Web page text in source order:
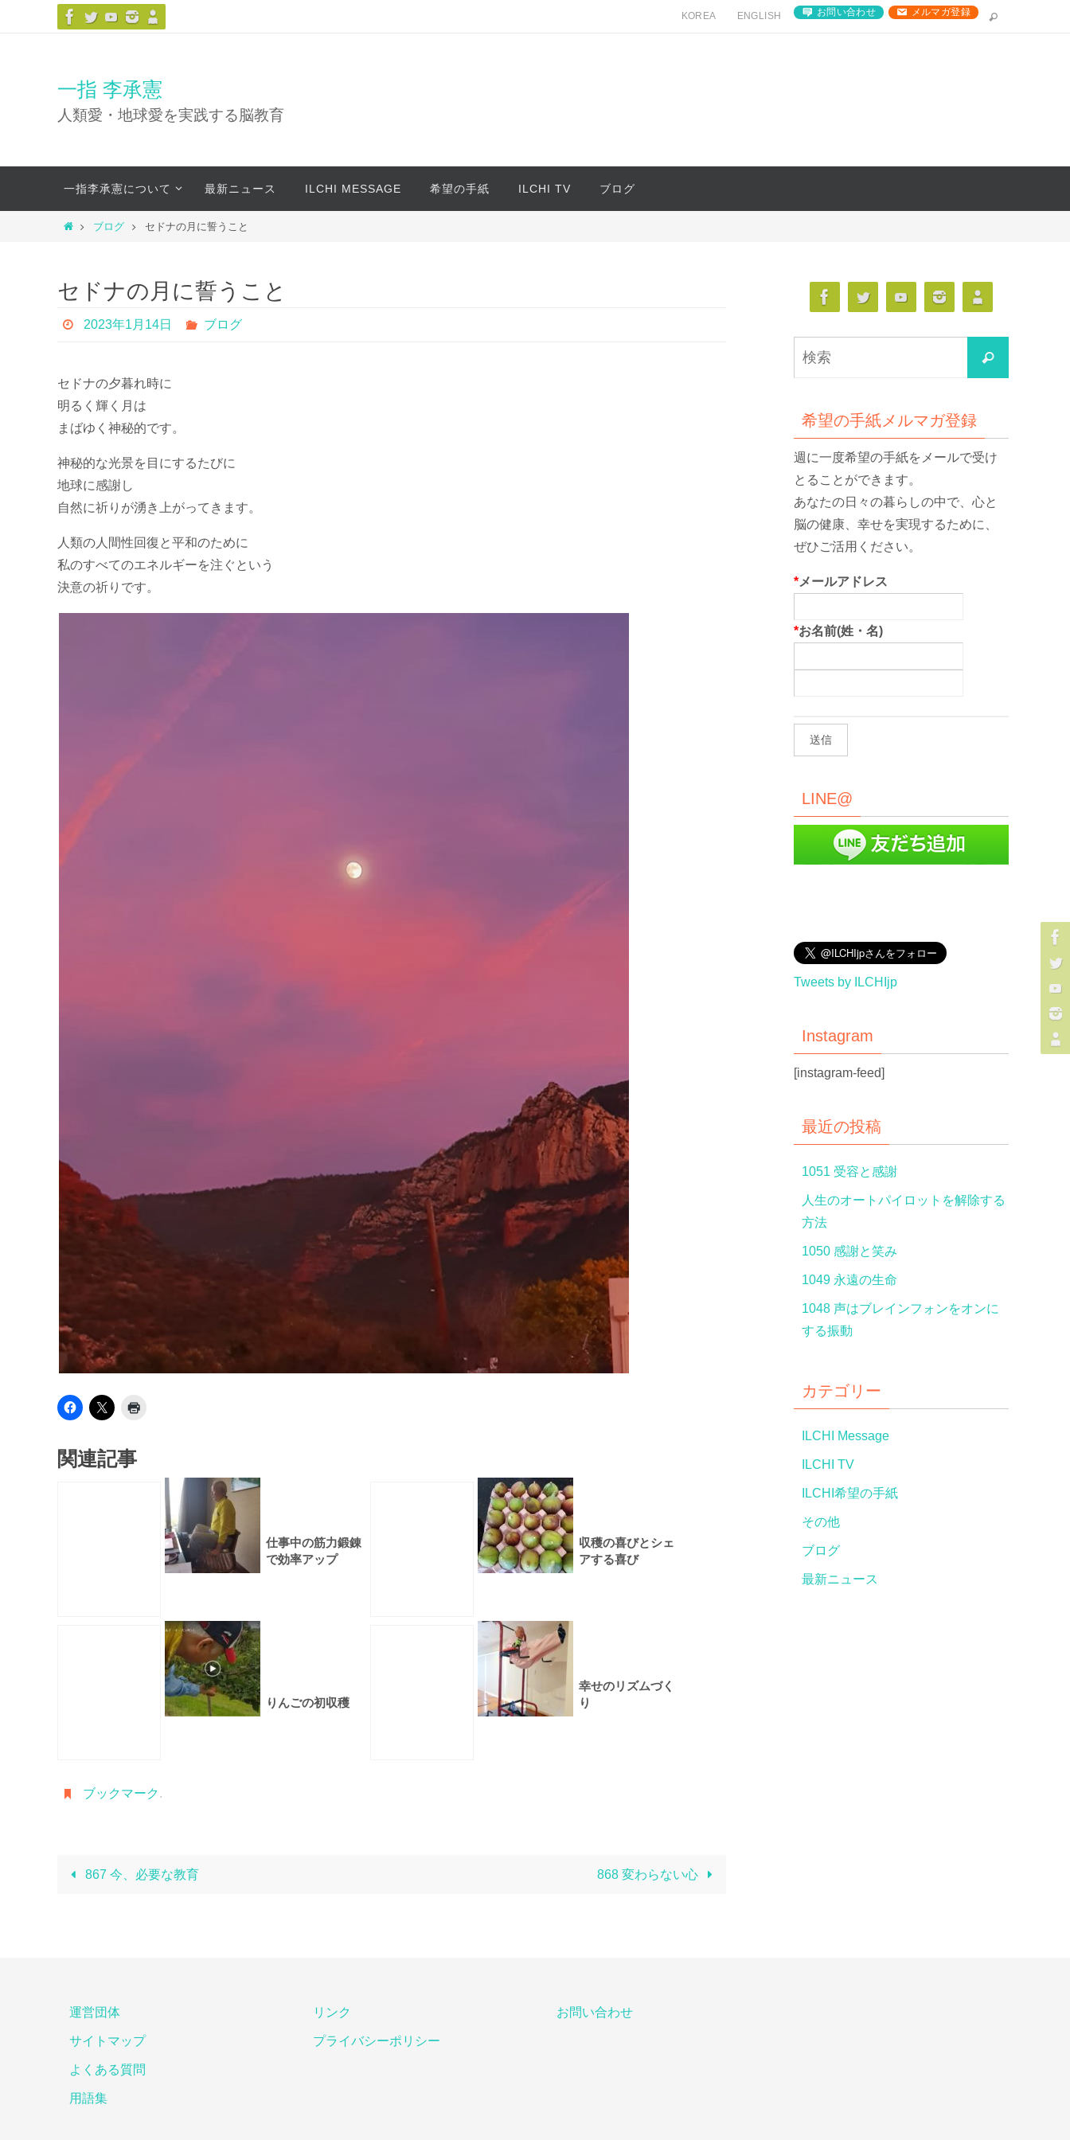
キ
プ
KOREA ENGLISH お問い合わせ メルマガ登録
一指 李承憲
人類愛・地球愛を実践する脳教育
テ
一指李承憲について 最新ニュース ILCHI MESSAGE 希望の手紙 ILCHI TV ブログ
ホ
ブログ セドナの月に誓うこと
セドナの月に誓うこと
2023年1月14日 ブログ
セドナの夕暮れ時に
明るく輝く月は
まばゆく神秘的です。
神秘的な光景を目にするたびに
地球に感謝し
自然に祈りが湧き上がってきます。
人類の人間性回復と平和のために
私のすべてのエネルギーを注ぐという
決意の祈りです。
関連記事
仕事中の筋力鍛錬
で効率アップ
収穫の喜びとシェ
アする喜び
りんごの初収穫
幸せのリズムづく
り
ブックマーク .
867 今、必要な教育 868 変わらない心
検
索
希望の手紙メルマガ登録
週に一度希望の手紙をメールで受け
とることができます。
あなたの日々の暮らしの中で、心と
脳の健康、幸せを実現するために、
ぜひご活用ください。
*メールアドレス
*お名前(姓・名)
LINE@
Tweets by ILCHIjp
Instagram
[instagram-feed]
最近の投稿
1051 受容と感謝
人生のオートパイロットを解除する
方法
1050 感謝と笑み
1049 永遠の生命
1048 声はブレインフォンをオンに
する振動
カテゴリー
ILCHI Message
ILCHI TV
ILCHI希望の手紙
その他
ブログ
最新ニュース
運営団体
サイトマップ
よくある質問
用語集
リンク
プライバシーポリシー
お問い合わせ